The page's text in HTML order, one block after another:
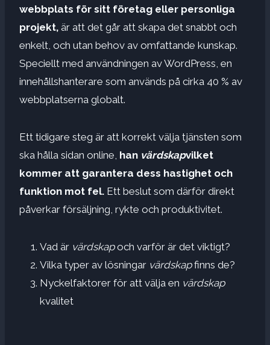
webbplats för sitt företag eller personliga
projekt, är att det går att skapa det snabbt och
enkelt, och utan behov av omfattande kunskap.
Speciellt med användningen av WordPress, en
innehållshanterare som används på cirka 40 % av
webbplatserna globalt.
Ett tidigare steg är att korrekt välja tjänsten som
ska hålla sidan online, han värdskapvilket
kommer att garantera dess hastighet och
funktion mot fel. Ett beslut som därför direkt
påverkar försäljning, rykte och produktivitet.
Vad är värdskapoch varför är det viktigt?
Vilka typer av lösningar värdskapfinns de?
Nyckelfaktorer för att välja en värdskap
kvalitet